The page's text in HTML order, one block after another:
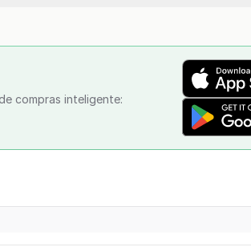
compras inteligente: